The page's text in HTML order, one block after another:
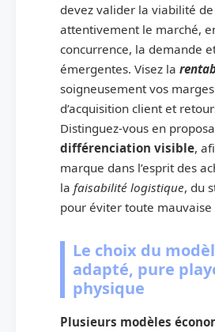
devez valider la viabilité
attentivement le marché,
concurrence, la demande
émergentes. Visez la
soigneusement vos
d’acquisition client et
Distinguez-vous en
différenciation visible,
marque dans l’esprit des
la faisabilité logistique, du
pour éviter toute mauvaise
Le choix du
adapté, pure
physique
Plusieurs modèles